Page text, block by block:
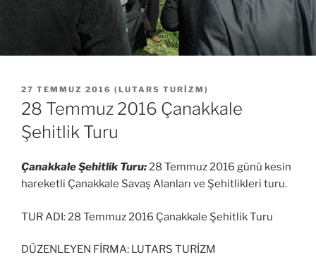
YAYIM
TARIHI
27 TEMMUZ 2016 ( LUTARS TURIZM )
28 Temmuz 2016 Çanakkale
Şehitlik Turu
Çanakkale Şehitlik Turu:28 Temmuz 2016 günü kesin
hareketli Çanakkale Savaş Alanları ve Şehitlikleri turu.
TUR ADI: 28 Temmuz 2016 Çanakkale Şehitlik Turu
DÜZENLEYEN FİRMA: LUTARS TURİZM